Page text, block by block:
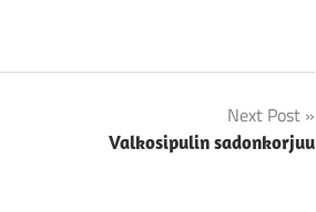
Next Post
Valkosipulin sadonkorjuu